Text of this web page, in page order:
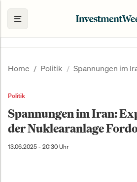
Home Politik Spannungen im
Politik
Spannungen im Iran:
der Nuklearanlage
13.06.2025 - 20:30 Uhr